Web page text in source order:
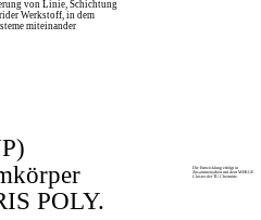
von Linie, Schichtung
Werkstoff, in dem
miteinander
POLY.
Die Entwicklung erfolgt in
Zusammenarbeit mit dem MERGE
Cluster der TU Chemnitz.